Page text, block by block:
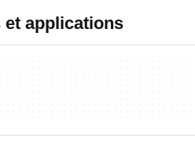
applications